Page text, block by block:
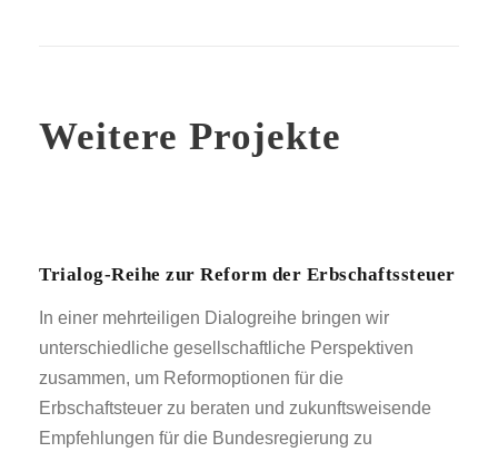
Weitere Projekte
Trialog-Reihe zur Reform der Erbschaftssteuer
In einer mehrteiligen Dialogreihe bringen wir
unterschiedliche gesellschaftliche Perspektiven
zusammen, um Reformoptionen für die
Erbschaftsteuer zu beraten und zukunftsweisende
Empfehlungen für die Bundesregierung zu